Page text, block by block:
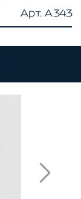
Арт. A343